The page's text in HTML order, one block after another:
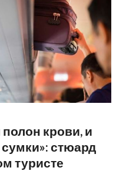
крови, и
стюард
туристе